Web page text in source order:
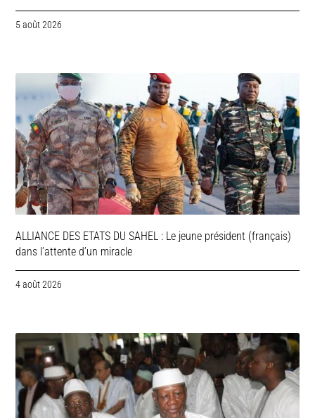
5 août 2026
ALLIANCE DES ETATS DU SAHEL : Le jeune président (français)
dans l’attente d’un miracle
4 août 2026